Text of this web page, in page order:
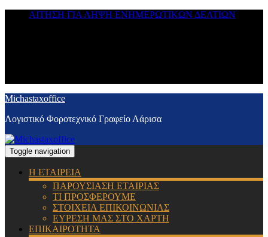
ΑΙΤΗΣΗ ΓΙΑ ΛΗΨΗ ΕΝΗΜΕΡΩΤΙΚΩΝ ΔΕΛΤΙΩΝ
Michastaxoffice
Λογιστικό Φοροτεχνικό Γραφείο Λάρισα
Toggle navigation
Η ΕΤΑΙΡΕΙΑ
ΠΑΡΟΥΣΙΑΣΗ ΕΤΑΙΡΙΑΣ
ΤΙ ΠΡΟΣΦΕΡΟΥΜΕ
ΣΤΟΙΧΕΙΑ ΕΠΙΚΟΙΝΩΝΙΑΣ
ΕΥΡΕΣΗ ΜΑΣ ΣΤΟ ΧΑΡΤΗ
ΕΠΙΚΑΙΡΟΤΗΤΑ